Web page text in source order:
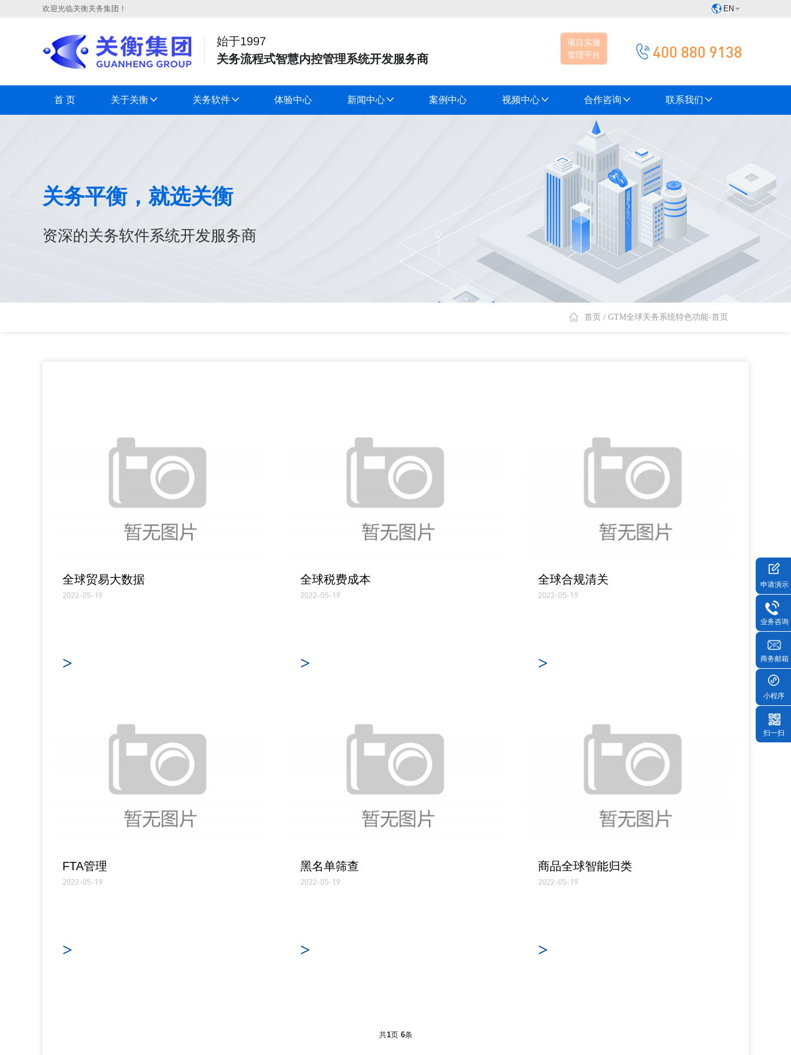
欢迎光临关衡关务集团！ EN
始于1997
关务流程式智慧内控管理系统开发服务商
项目实施
管理平台
400 880 9138
首 页 关于关衡 关务软件 体验中心 新闻中心 案例中心 视频中心 合作咨询 联系我们
关务平衡，就选关衡
资深的关务软件系统开发服务商
首页 / GTM全球关务系统特色功能-首页
全球贸易大数据
2022-05-19
>
全球税费成本
2022-05-19
>
全球合规清关
2022-05-19
>
FTA管理
2022-05-19
>
黑名单筛查
2022-05-19
>
商品全球智能归类
2022-05-19
>
共1页 6条
申请演示
业务咨询
商务邮箱
小程序
扫一扫